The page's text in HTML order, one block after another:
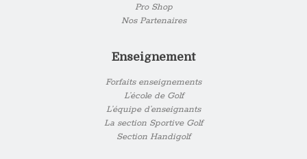
Pro Shop
Nos Partenaires
Enseignement
Forfaits enseignements
L’école de Golf
L’équipe d’enseignants
La section Sportive Golf
Section Handigolf